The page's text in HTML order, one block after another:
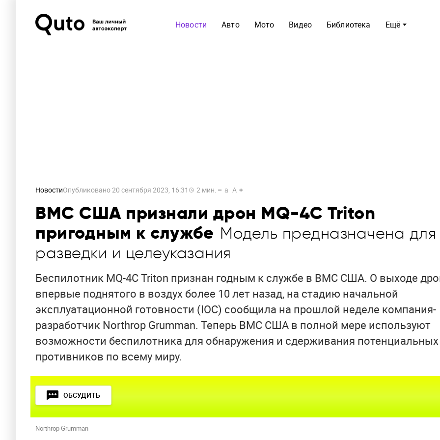
Ещё
Новости Авто Мото Видео Библиотека
НовостиОпубликовано20 сентября 2023, 16:31 2 мин. a A
ВМС США признали дрон MQ-4C Triton
пригодным к службе Модель предназначена для
разведки и целеуказания
Беспилотник MQ-4C Triton признан годным к службе в ВМС США. О выходе
впервые поднятого в воздух более 10 лет назад, на стадию начальной
эксплуатационной готовности (IOC) сообщила на прошлой неделе компания-
разработчик Northrop Grumman. Теперь ВМС США в полной мере используют
возможности беспилотника для обнаружения и сдерживания потенциальных
противников по всему миру.
ОБСУДИТЬ
Northrop Grumman